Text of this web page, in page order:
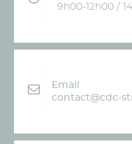
9h00-12h00 /
Email
contact@cdc-